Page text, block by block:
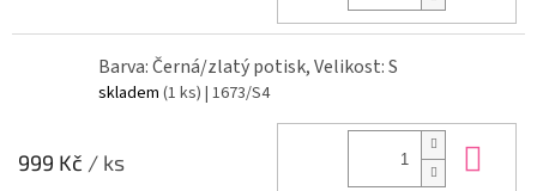
Barva: Černá/zlatý potisk, Velikost: S
skladem (1 ks) | 1673/S4
999 Kč / ks